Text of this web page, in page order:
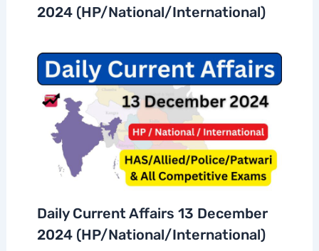
2024 (HP/National/International)
Daily Current Affairs 13 December
2024 (HP/National/International)